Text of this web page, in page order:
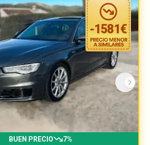
-1581€
BUEN PRECIO 7%